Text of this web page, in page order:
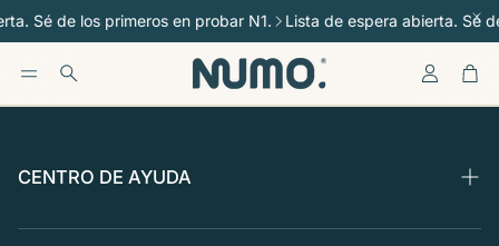
Sé de los primeros en probar N1. Lista de espera abierta. Sé
Buscar Cuenta
CENTRO DE AYUDA
Preguntas Frecuentes